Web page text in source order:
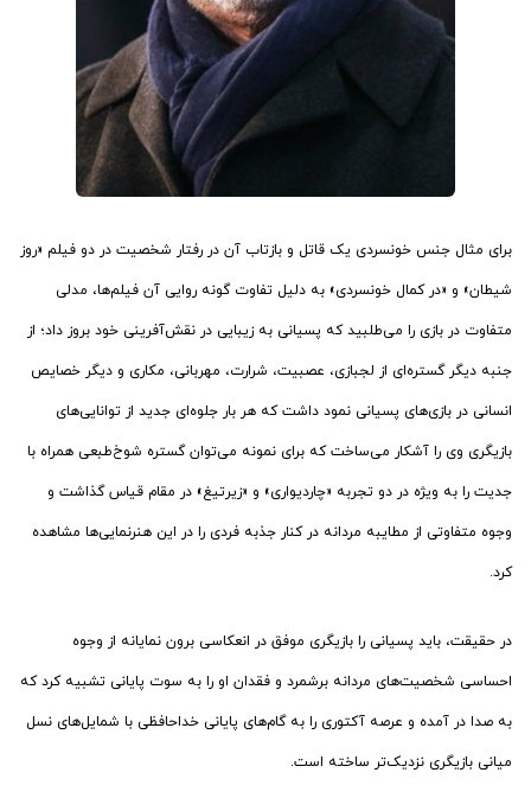
برای مثال جنس خونسردی یک قاتل و بازتاب آن در رفتار شخصیت در دو فیلم «روز
شیطان» و «در کمال خونسردی» به دلیل تفاوت گونه روایی آن فیلم‌ها، مدلی
متفاوت در بازی را می‌طلبید که پسیانی به زیبایی در نقش‌آفرینی خود بروز داد؛ از
جنبه دیگر گستره‌ای از لجبازی، عصبیت، شرارت، مهربانی، مکاری و دیگر خصایص
انسانی در بازی‌های پسیانی نمود داشت که هر بار جلوه‌ای جدید از توانایی‌های
بازیگری وی را آشکار می‌ساخت که برای نمونه می‌توان گستره شوخ‌طبعی همراه با
جدیت را به ویژه در دو تجربه «چاردیواری» و «زیرتیغ» در مقام قیاس گذاشت و
وجوه متفاوتی از مطایبه مردانه در کنار جذبه فردی را در این هنرنمایی‌ها مشاهده
کرد.
در حقیقت، باید پسیانی را بازیگری موفق در انعکاسی برون نمایانه از وجوه
احساسی شخصیت‌های مردانه برشمرد و فقدان او را به سوت پایانی تشبیه کرد که
به صدا در آمده و عرصه آکتوری را به گام‌های پایانی خداحافظی با شمایل‌های نسل
میانی بازیگری نزدیک‌تر ساخته است.